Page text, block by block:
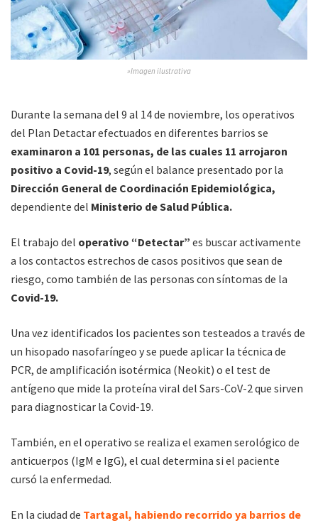
»Imagen ilustrativa
Durante la semana del 9 al 14 de noviembre, los operativos
del Plan Detactar efectuados en diferentes barrios se
examinaron a 101 personas, de las cuales 11 arrojaron
positivo a Covid-19, según el balance presentado por la
Dirección General de Coordinación Epidemiológica,
dependiente del Ministerio de Salud Pública.
El trabajo del operativo “Detectar” es buscar activamente
a los contactos estrechos de casos positivos que sean de
riesgo, como también de las personas con síntomas de la
Covid-19.
Una vez identificados los pacientes son testeados a través de
un hisopado nasofaríngeo y se puede aplicar la técnica de
PCR, de amplificación isotérmica (Neokit) o el test de
antígeno que mide la proteína viral del Sars-CoV-2 que sirven
para diagnosticar la Covid-19.
También, en el operativo se realiza el examen serológico de
anticuerpos (IgM e IgG), el cual determina si el paciente
cursó la enfermedad.
En la ciudad de Tartagal, habiendo recorrido ya barrios de